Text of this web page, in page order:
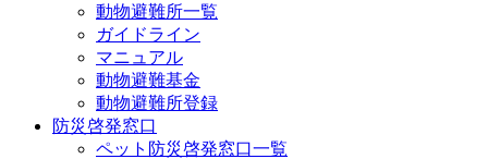
動物避難所一覧
ガイドライン
マニュアル
動物避難基金
動物避難所登録
防災啓発窓口
ペット防災啓発窓口一覧